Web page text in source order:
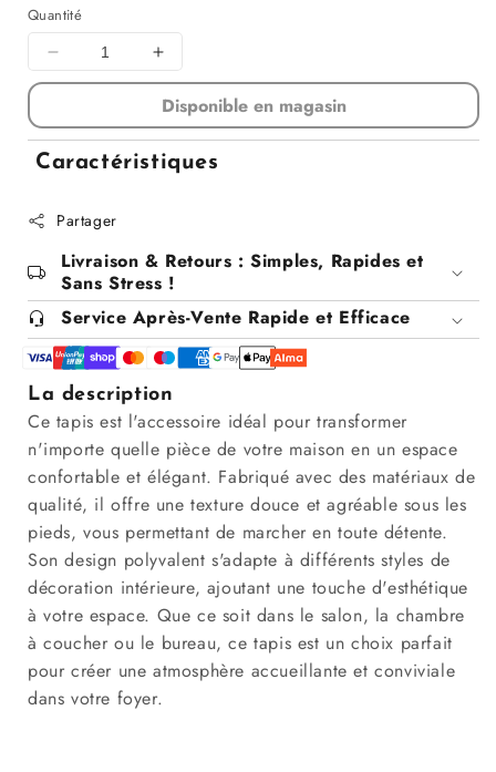
Quantité
Diminuer
la
pour
Tapis
beige,
OXY
Augmenter
la
quantité
pour
Tapis
contour
-
OXY
Disponible en magasin
Caractéristiques
Partager
Livraison & Retours : Simples, Rapides et
Sans Stress !
Service Après-Vente Rapide et Efficace
La description
Ce tapis est l'accessoire idéal pour transformer
n'importe quelle pièce de votre maison en un espace
confortable et élégant. Fabriqué avec des matériaux de
qualité, il offre une texture douce et agréable sous les
pieds, vous permettant de marcher en toute détente.
Son design polyvalent s'adapte à différents styles de
décoration intérieure, ajoutant une touche d'esthétique
à votre espace. Que ce soit dans le salon, la chambre
à coucher ou le bureau, ce tapis est un choix parfait
pour créer une atmosphère accueillante et conviviale
dans votre foyer.